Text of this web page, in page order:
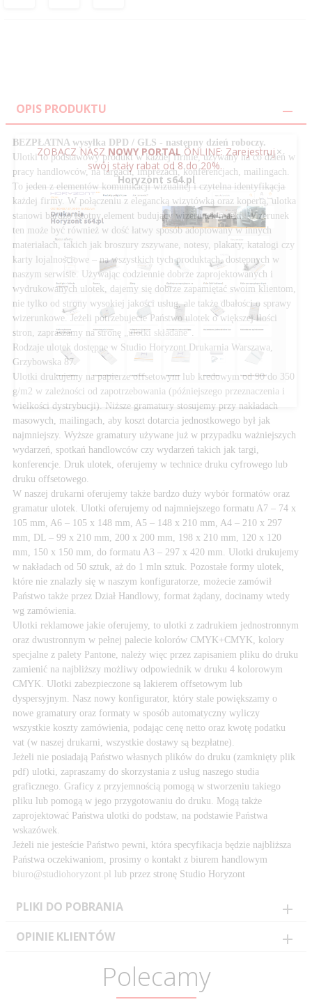
OPIS PRODUKTU
BEZPŁATNA wysyłka DPD / GLS - następny dzień roboczy.
Ulotki to podstawowy produkt w każdej firmie, używany na co dzień w
pracy handlowców, na targach, imprezach, konferencjach, mailingach.
To jeden z elementów komunikacji wizualnej i czytelna identyfikacja
każdej firmy. W połączeniu z elegancką wizytówką oraz kopertą, ulotka
stanowi bardzo istotny element budujący wizerunek marki. Wizerunek
ten może być również w dość łatwy sposób adoptowany w innych
materiałach, takich jak broszury zszywane, notesy, plakaty, katalogi czy
karty lojalnościowe – na wszystkich tych produktach, dostępnych w
naszym serwisie. Używając codziennie dobrze zaprojektowanych i
wydrukowanych ulotek, dajemy się dobrze zapamiętać swoim klientom,
nie tylko od strony wysokiej jakości usług, ale także dbałości o sprawy
wizerunkowe. Jeżeli potrzebujecie Państwo ulotek o większej ilości
stron, zapraszamy na stronę „ulotki składane”.
Rodzaje ulotek dostępne w Studio Horyzont Drukarnia Warszawa,
Grzybowska 87.
Ulotki drukujemy na papierze offsetowym lub kredowym od 90 do 350
g/m2 w zależności od zapotrzebowania (późniejszego przeznaczenia i
wielkości dystrybucji). Niższe gramatury stosujemy przy nakładach
masowych, mailingach, aby koszt dotarcia jednostkowego był jak
najmniejszy. Wyższe gramatury używane już w przypadku ważniejszych
wydarzeń, spotkań handlowców czy wydarzeń takich jak targi,
konferencje. Druk ulotek, oferujemy w technice druku cyfrowego lub
druku offsetowego.
W naszej drukarni oferujemy także bardzo duży wybór formatów oraz
gramatur ulotek. Ulotki oferujemy od najmniejszego formatu A7 – 74 x
105 mm, A6 – 105 x 148 mm, A5 – 148 x 210 mm, A4 – 210 x 297
mm, DL – 99 x 210 mm, 200 x 200 mm, 198 x 210 mm, 120 x 120
mm, 150 x 150 mm, do formatu A3 – 297 x 420 mm. Ulotki drukujemy
w nakładach od 50 sztuk, aż do 1 mln sztuk. Pozostałe formy ulotek,
które nie znalazły się w naszym konfiguratorze, możecie zamówił
Państwo także przez Dział Handlowy, format żądany, docinamy wtedy
wg zamówienia.
Ulotki reklamowe jakie oferujemy, to ulotki z zadrukiem jednostronnym
oraz dwustronnym w pełnej palecie kolorów CMYK+CMYK, kolory
specjalne z palety Pantone, należy więc przez zapisaniem pliku do druku
zamienić na najbliższy możliwy odpowiednik w druku 4 kolorowym
CMYK. Ulotki zabezpieczone są lakierem offsetowym lub
dyspersyjnym. Nasz nowy konfigurator, który stale powiększamy o
nowe gramatury oraz formaty w sposób automatyczny wyliczy
wszystkie koszty zamówienia, podając cenę netto oraz kwotę podatku
vat (w naszej drukarni, wszystkie dostawy są bezpłatne).
Jeżeli nie posiadają Państwo własnych plików do druku (zamknięty plik
pdf) ulotki, zapraszamy do skorzystania z usług naszego studia
graficznego. Graficy z przyjemnością pomogą w stworzeniu takiego
pliku lub pomogą w jego przygotowaniu do druku. Mogą także
zaprojektować Państwa ulotki do podstaw, na podstawie Państwa
wskazówek.
Jeżeli nie jesteście Państwo pewni, która specyfikacja będzie najbliższa
Państwa oczekiwaniom, prosimy o kontakt z biurem handlowym
biuro@studiohoryzont.pl
lub przez stronę Studio Horyzont
PLIKI DO POBRANIA
OPINIE KLIENTÓW
Polecamy
×
ZOBACZ NASZ NOWY PORTAL ONLINE: Zarejestruj
swój stały rabat od 8 do 20%.
Horyzont s64.pl